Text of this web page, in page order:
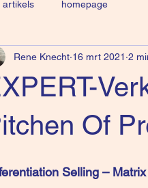
artikels homepage
Of
Rene Knecht 16 mrt 2021 2
Selling –